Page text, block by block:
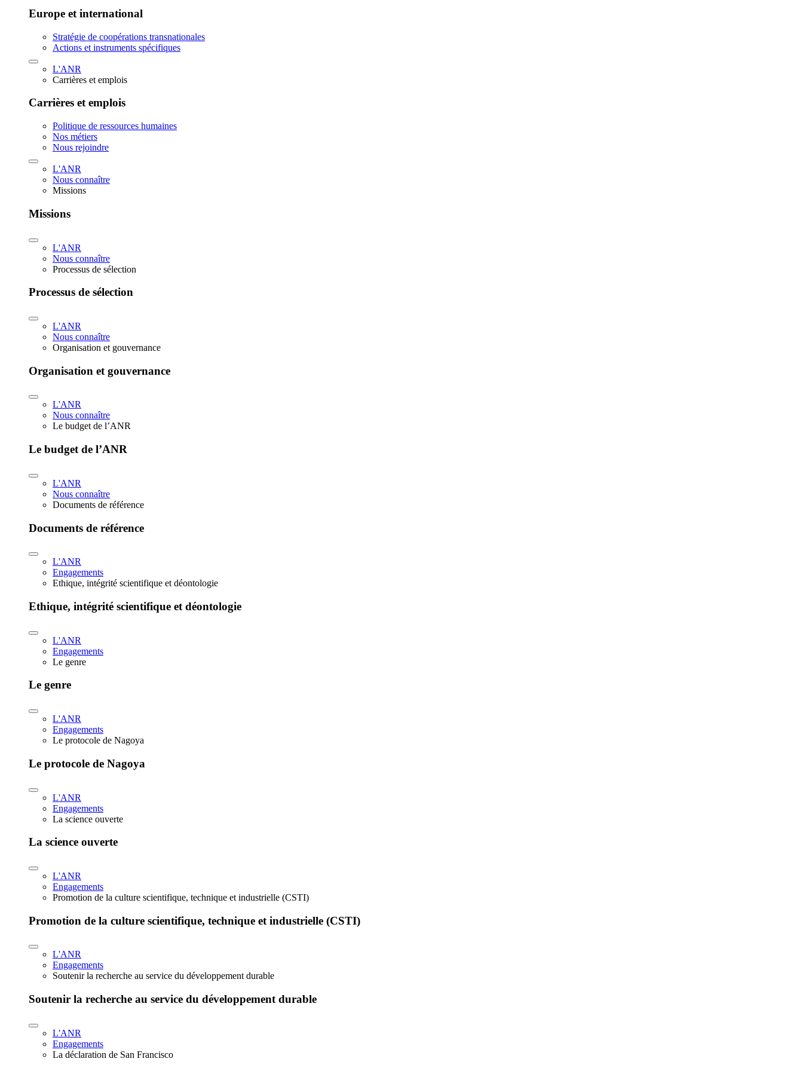
Europe et international
Stratégie de coopérations transnationales
Actions et instruments spécifiques
L'ANR
Carrières et emplois
Carrières et emplois
Politique de ressources humaines
Nos métiers
Nous rejoindre
L'ANR
Nous connaître
Missions
Missions
L'ANR
Nous connaître
Processus de sélection
Processus de sélection
L'ANR
Nous connaître
Organisation et gouvernance
Organisation et gouvernance
L'ANR
Nous connaître
Le budget de l’ANR
Le budget de l’ANR
L'ANR
Nous connaître
Documents de référence
Documents de référence
L'ANR
Engagements
Ethique, intégrité scientifique et déontologie
Ethique, intégrité scientifique et déontologie
L'ANR
Engagements
Le genre
Le genre
L'ANR
Engagements
Le protocole de Nagoya
Le protocole de Nagoya
L'ANR
Engagements
La science ouverte
La science ouverte
L'ANR
Engagements
Promotion de la culture scientifique, technique et industrielle (CSTI)
Promotion de la culture scientifique, technique et industrielle (CSTI)
L'ANR
Engagements
Soutenir la recherche au service du développement durable
Soutenir la recherche au service du développement durable
L'ANR
Engagements
La déclaration de San Francisco